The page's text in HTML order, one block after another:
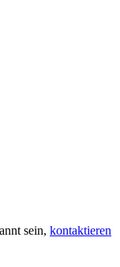
sein, kontaktieren